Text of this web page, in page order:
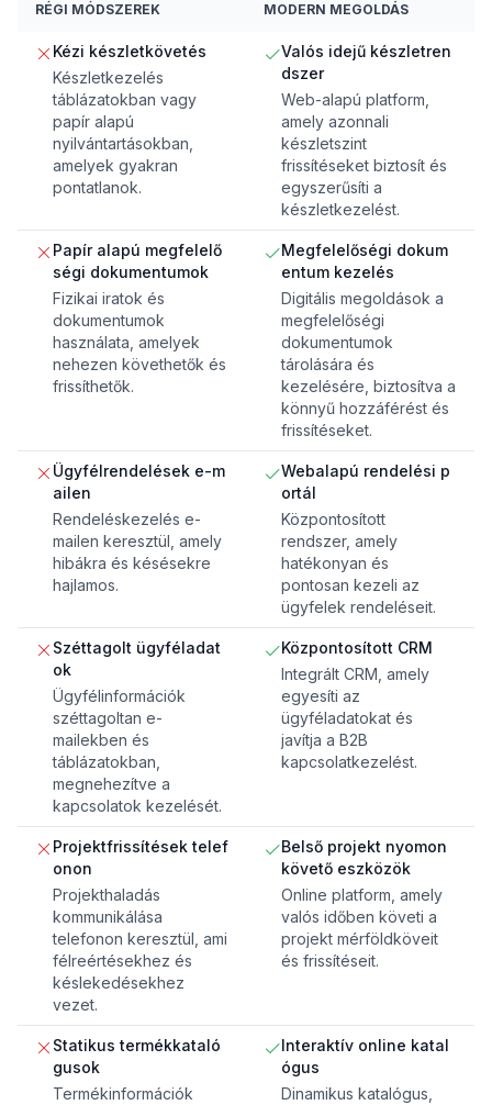
RÉGI MÓDSZEREK MODERN MEGOLDÁS
Kézi készletkövetés
Készletkezelés
táblázatokban vagy
papír alapú
nyilvántartásokban,
amelyek gyakran
pontatlanok.
Valós idejű készletren
dszer
Web-alapú platform,
amely azonnali
készletszint
frissítéseket biztosít és
egyszerűsíti a
készletkezelést.
Papír alapú megfelelő
ségi dokumentumok
Fizikai iratok és
dokumentumok
használata, amelyek
nehezen követhetők és
frissíthetők.
Megfelelőségi dokum
entum kezelés
Digitális megoldások a
megfelelőségi
dokumentumok
tárolására és
kezelésére, biztosítva a
könnyű hozzáférést és
frissítéseket.
Ügyfélrendelések e-m
ailen
Rendeléskezelés e-
mailen keresztül, amely
hibákra és késésekre
hajlamos.
Webalapú rendelési p
ortál
Központosított
rendszer, amely
hatékonyan és
pontosan kezeli az
ügyfelek rendeléseit.
Széttagolt ügyféladat
ok
Ügyfélinformációk
széttagoltan e-
mailekben és
táblázatokban,
megnehezítve a
kapcsolatok kezelését.
Központosított CRM
Integrált CRM, amely
egyesíti az
ügyféladatokat és
javítja a B2B
kapcsolatkezelést.
Projektfrissítések telef
onon
Projekthaladás
kommunikálása
telefonon keresztül, ami
félreértésekhez és
késlekedésekhez
vezet.
Belső projekt nyomon
követő eszközök
Online platform, amely
valós időben követi a
projekt mérföldköveit
és frissítéseit.
Statikus termékkataló
gusok
Termékinformációk
Interaktív online katal
ógus
Dinamikus katalógus,